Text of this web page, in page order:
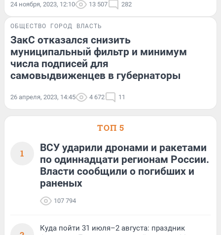
24 ноября, 2023, 12:10 13 507 282
ОБЩЕСТВО ГОРОД ВЛАСТЬ
ЗакС отказался снизить
муниципальный фильтр и минимум
числа подписей для
самовыдвиженцев в губернаторы
26 апреля, 2023, 14:45 4 672 11
ТОП 5
1
ВСУ ударили дронами и ракетами
по одиннадцати регионам России.
Власти сообщили о погибших и
раненых
107 794
Куда пойти 31 июля–2 августа: праздник